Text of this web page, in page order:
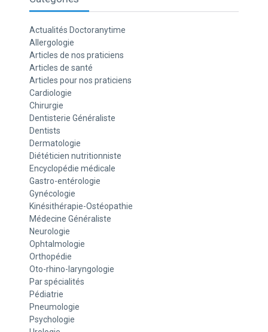
Actualités Doctoranytime
Allergologie
Articles de nos praticiens
Articles de santé
Articles pour nos praticiens
Cardiologie
Chirurgie
Dentisterie Généraliste
Dentists
Dermatologie
Diététicien nutritionniste
Encyclopédie médicale
Gastro-entérologie
Gynécologie
Kinésithérapie-Ostéopathie
Médecine Généraliste
Neurologie
Ophtalmologie
Orthopédie
Oto-rhino-laryngologie
Par spécialités
Pédiatrie
Pneumologie
Psychologie